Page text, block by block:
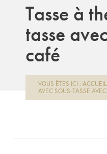
Tasse à
tasse
café
VOUS ÊTES ICI : ACCUEIL
AVEC SOUS-TASSE